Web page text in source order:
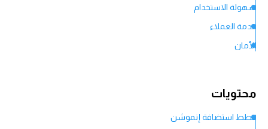
سهولة الاستخدام
خدمة العملاء
الأمان
محتويات
خطط استضافة إنموشن